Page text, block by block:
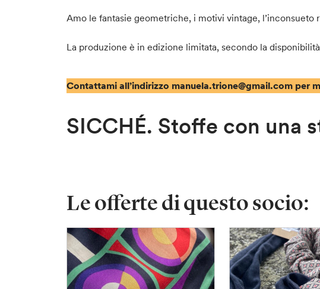
Amo le fantasie geometriche, i motivi vintage,
La produzione è in edizione limitata, secondo la
Contattami all’indirizzo manuela.trione@gmail.com per
SICCHÉ. Stoffe con una
Le offerte di questo socio: